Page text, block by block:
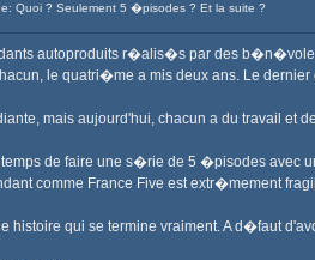
Quoi ? Seulement 5 �pisodes ? Et la suite ?
autoproduits r�alis�s par des
le quatri�me a mis deux ans. Le
mais aujourd'hui, chacun a du travail et
de faire une s�rie de 5 �pisodes avec
comme France Five est extr�mement
histoire qui se termine vraiment. A d�faut